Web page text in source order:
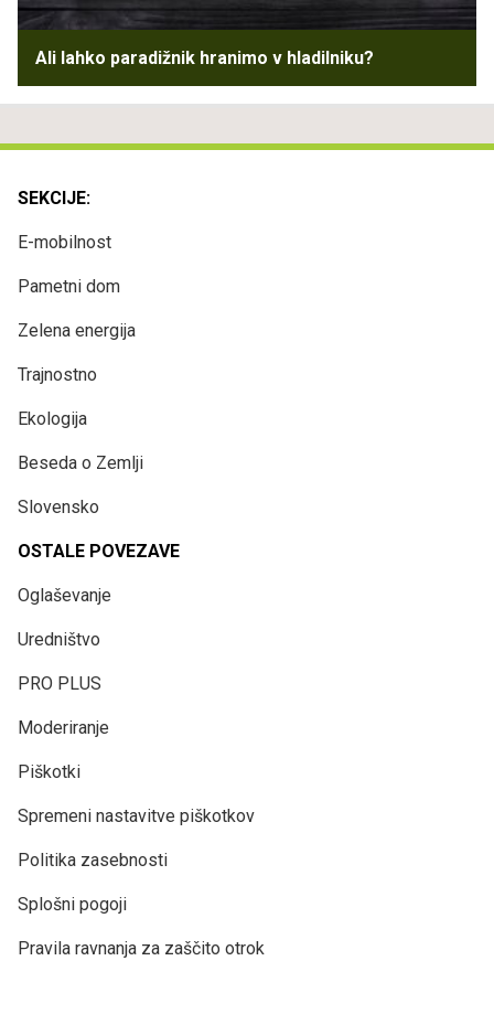
Ali lahko paradižnik hranimo v hladilniku?
SEKCIJE:
E-mobilnost
Pametni dom
Zelena energija
Trajnostno
Ekologija
Beseda o Zemlji
Slovensko
OSTALE POVEZAVE
Oglaševanje
Uredništvo
PRO PLUS
Moderiranje
Piškotki
Spremeni nastavitve piškotkov
Politika zasebnosti
Splošni pogoji
Pravila ravnanja za zaščito otrok